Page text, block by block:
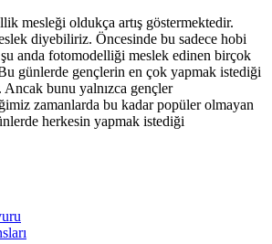
mesleği oldukça artış göstermektedir.
diyebiliriz. Öncesinde bu sadece hobi
anda fotomodelliği meslek edinen birçok
günlerde gençlerin en çok yapmak istediği
bunu yalnızca gençler
zamanlarda bu kadar popüler olmayan
herkesin yapmak istediği